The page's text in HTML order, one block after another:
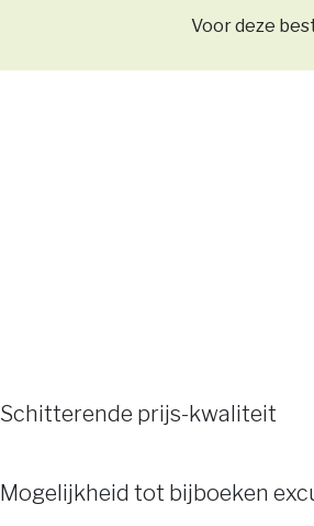
Voor deze
Schitterende prijs-kwaliteit
Mogelijkheid tot bijboeken